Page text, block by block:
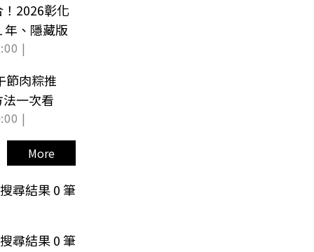
2026彰化
、隱藏版
|
節肉粽推
一次看
|
More
搜尋結果0筆
搜尋結果0筆